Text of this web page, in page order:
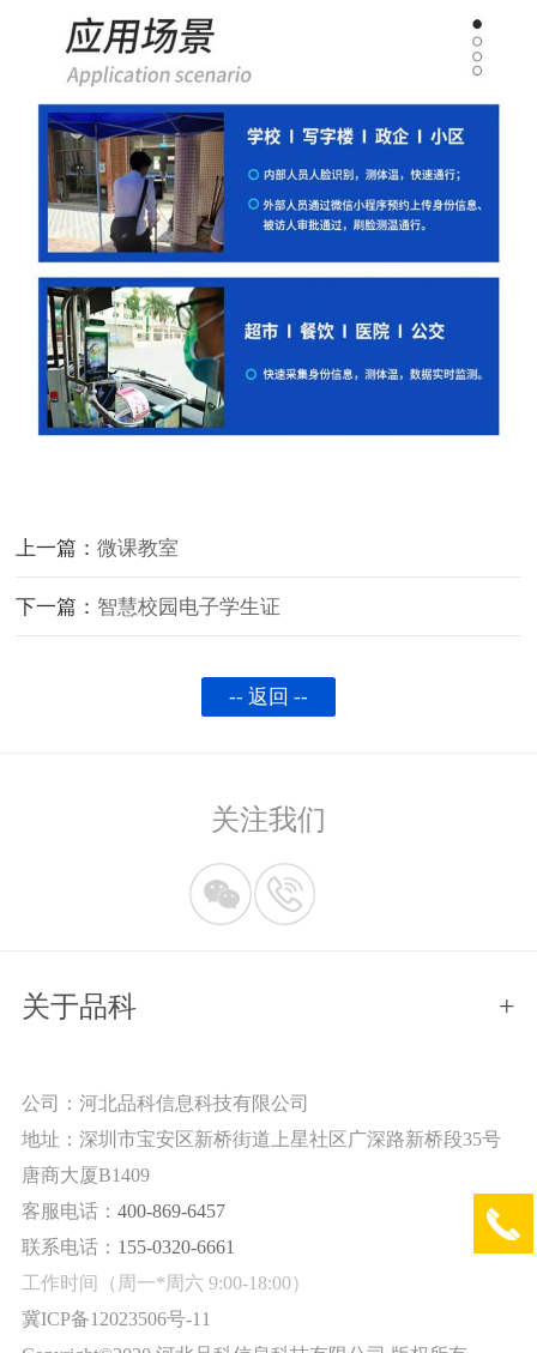
上一篇：微课教室
下一篇： 智慧校园电子学生证
-- 返回 --
关注我们
+
关于品科
公司：河北品科信息科技有限公司
地址：深圳市宝安区新桥街道上星社区广深路新桥段35号
唐商大厦B1409
客服电话： 400-869-6457
联系电话： 155-0320-6661
工作时间（周一*周六 9:00-18:00）
冀ICP备12023506号-11